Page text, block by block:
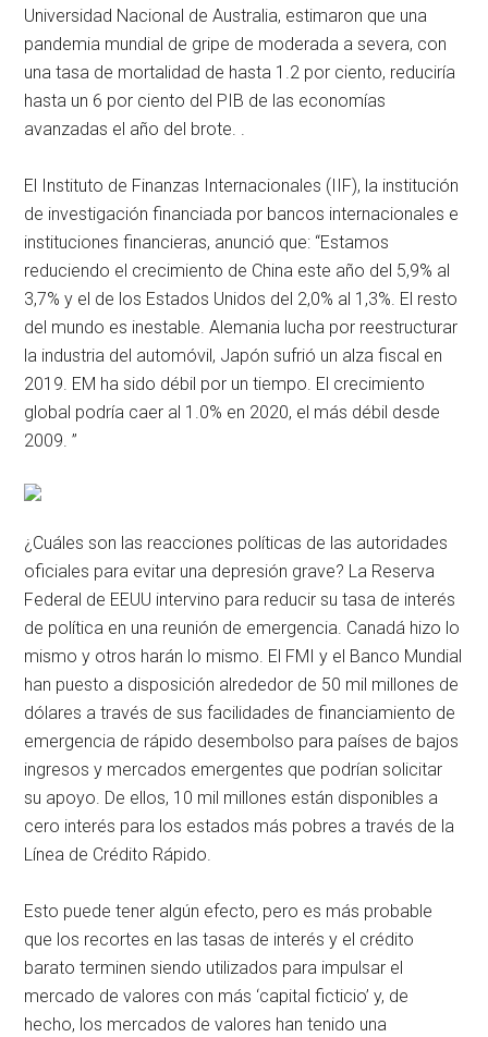
Universidad Nacional de Australia, estimaron que una
pandemia mundial de gripe de moderada a severa, con
una tasa de mortalidad de hasta 1.2 por ciento, reduciría
hasta un 6 por ciento del PIB de las economías
avanzadas el año del brote. .
El Instituto de Finanzas Internacionales (IIF), la institución
de investigación financiada por bancos internacionales e
instituciones financieras, anunció que: “Estamos
reduciendo el crecimiento de China este año del 5,9% al
3,7% y el de los Estados Unidos del 2,0% al 1,3%. El resto
del mundo es inestable. Alemania lucha por reestructurar
la industria del automóvil, Japón sufrió un alza fiscal en
2019. EM ha sido débil por un tiempo. El crecimiento
global podría caer al 1.0% en 2020, el más débil desde
2009. ”
¿Cuáles son las reacciones políticas de las autoridades
oficiales para evitar una depresión grave? La Reserva
Federal de EEUU intervino para reducir su tasa de interés
de política en una reunión de emergencia. Canadá hizo lo
mismo y otros harán lo mismo. El FMI y el Banco Mundial
han puesto a disposición alrededor de 50 mil millones de
dólares a través de sus facilidades de financiamiento de
emergencia de rápido desembolso para países de bajos
ingresos y mercados emergentes que podrían solicitar
su apoyo. De ellos, 10 mil millones están disponibles a
cero interés para los estados más pobres a través de la
Línea de Crédito Rápido.
Esto puede tener algún efecto, pero es más probable
que los recortes en las tasas de interés y el crédito
barato terminen siendo utilizados para impulsar el
mercado de valores con más ‘capital ficticio’ y, de
hecho, los mercados de valores han tenido una